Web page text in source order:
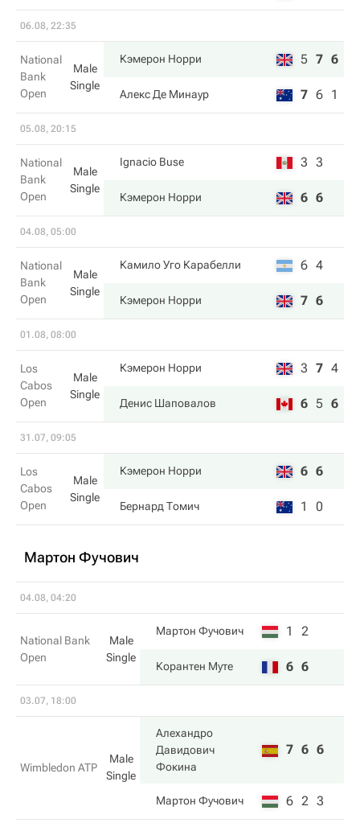
06.08, 22:35
National
Bank
Open
Male
Single
Кэмерон Норри 5 7 6
Алекс Де Минаур 7 6 1
05.08, 20:15
National
Bank
Open
Male
Single
Ignacio Buse 3 3
Кэмерон Норри 6 6
04.08, 05:00
National
Bank
Open
Male
Single
Камило Уго Карабелли 6 4
Кэмерон Норри 7 6
01.08, 08:00
Los
Cabos
Open
Male
Single
Кэмерон Норри 3 7 4
Денис Шаповалов 6 5 6
31.07, 09:05
Los
Cabos
Open
Male
Single
Кэмерон Норри 6 6
Бернард Томич 1 0
Мартон Фучович
04.08, 04:20
National Bank
Open
Male
Single
Мартон Фучович 1 2
Корантен Муте 6 6
03.07, 18:00
Wimbledon ATP
Male
Single
Алехандро
Давидович
Фокина
7 6 6
Мартон Фучович 6 2 3